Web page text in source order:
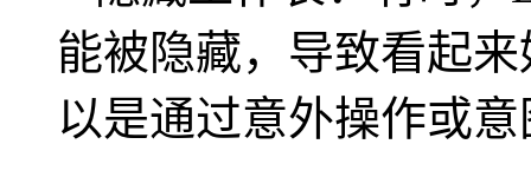
能被隐藏，导致看起
以是通过意外操作或